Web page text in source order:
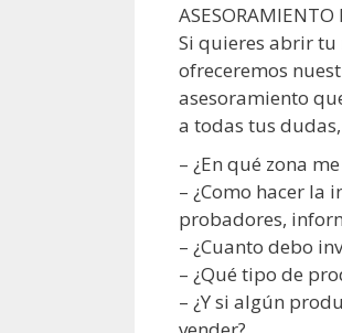
Si quieres abrir tu
ofreceremos
asesoramiento
a todas tus
– ¿En qué zona
– ¿Como hacer la
probadores,
– ¿Cuanto debo
– ¿Qué tipo de
– ¿Y si algún